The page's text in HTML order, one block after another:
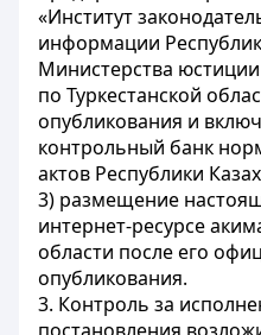
«Институт
информации
Министерства
по Туркестанской
опубликования и
контрольный банк
актов Республики
3) размещение
интернет-ресурсе
области после его
опубликования.
3. Контроль за